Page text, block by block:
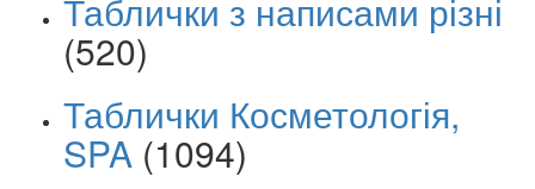
Таблички з написами різні
(520)
Таблички Косметологія,
SPA (1094)